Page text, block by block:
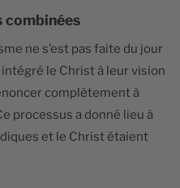
combinées
ne s’est pas faite du jour
le Christ à leur vision
complètement à
processus a donné lieu à
et le Christ étaient